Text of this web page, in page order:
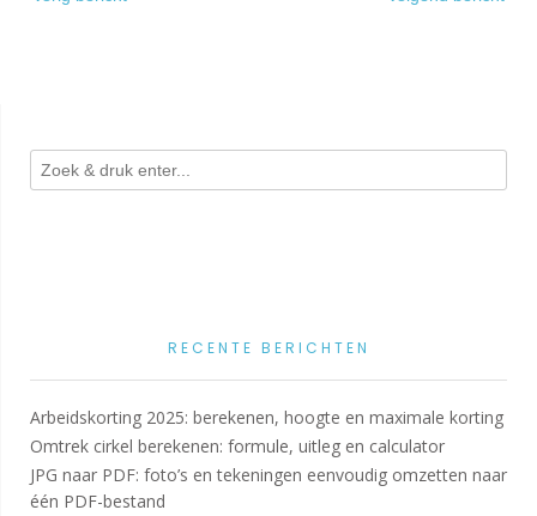
navigatie
RECENTE BERICHTEN
Arbeidskorting 2025: berekenen, hoogte en maximale korting
Omtrek cirkel berekenen: formule, uitleg en calculator
JPG naar PDF: foto’s en tekeningen eenvoudig omzetten naar
één PDF-bestand